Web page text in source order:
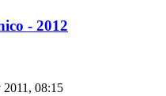
- 2012
2011, 08:15